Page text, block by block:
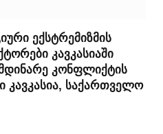
ექსტრემიზმის
კავკასიაში
კონფლიქტის
საქართველო